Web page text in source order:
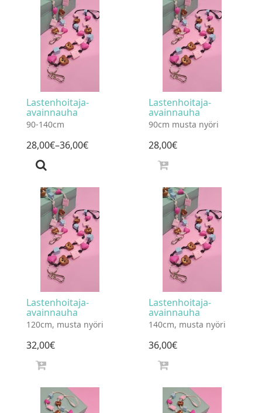
Lastenhoitaja-
avainnauha
90-140cm
28,00€–36,00€
Lastenhoitaja-
avainnauha
90cm musta nyöri
28,00€
Lastenhoitaja-
avainnauha
120cm, musta nyöri
32,00€
Lastenhoitaja-
avainnauha
140cm, musta nyöri
36,00€